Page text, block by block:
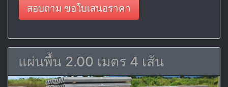
สอบถาม ขอใบเสนอราคา
แผ่นพื้น 2.00 เมตร 4 เส้น